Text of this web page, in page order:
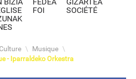
FOI
SOCIÉTÉ
Culture \ Musique \
- Iparraldeko Orkestra